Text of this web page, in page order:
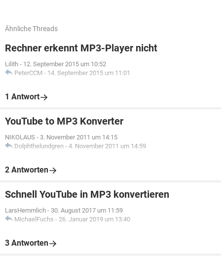
Ähnliche Threads
Rechner erkennt MP3-Player nicht
Lilith - 12. September 2015 um 10:52
PeterCCM - 14. September 2015 um 11:01
1 Antwort
YouTube to MP3 Konverter
NIKOLAUS - 3. November 2011 um 14:15
Dolphthelundgren - 4. November 2011 um 14:59
2 Antworten
Schnell YouTube in MP3 konvertieren
LarsHemmlich - 30. August 2017 um 11:59
MichaelFuchs - 26. Januar 2019 um 13:40
3 Antworten